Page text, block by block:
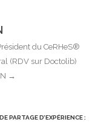
du CeRHeS®
(RDV sur Doctolib)
→
PARTAGE D’EXPÉRIENCE :